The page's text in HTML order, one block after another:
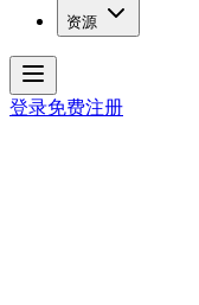
资源
登录免费注册